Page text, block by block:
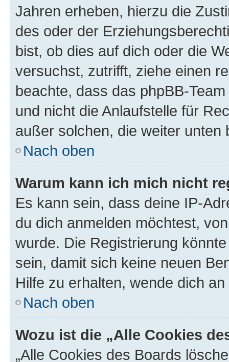
Jahren erheben, hierzu die
des oder der
bist, ob dies auf dich oder die
versuchst, zutrifft, ziehe einen
beachte, dass das phpBB-
und nicht die Anlaufstelle für
außer solchen, die weiter unten
Nach oben
Warum kann ich mich nicht
Es kann sein, dass deine IP-
du dich anmelden möchtest,
wurde. Die Registrierung
sein, damit sich keine neuen
Hilfe zu erhalten, wende dich
Nach oben
Wozu ist die „Alle Cookies
„Alle Cookies des Boards